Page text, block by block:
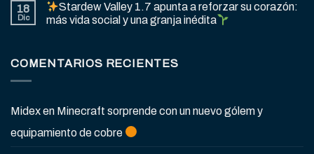
18
Dic
Stardew Valley 1.7 apunta a reforzar su corazón:
más vida social y una granja inédita
COMENTARIOS RECIENTES
Midexen Minecraft sorprende con un nuevo gólem y
equipamiento de cobre